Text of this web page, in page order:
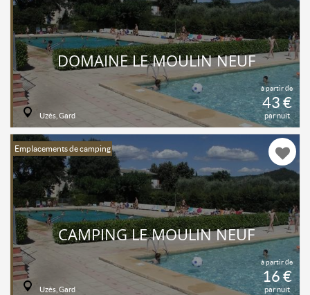
à partir de
43 €
par nuit
DOMAINE LE MOULIN NEUF
Uzès, Gard
Emplacements de camping
à partir de
16 €
par nuit
CAMPING LE MOULIN NEUF
Uzès, Gard